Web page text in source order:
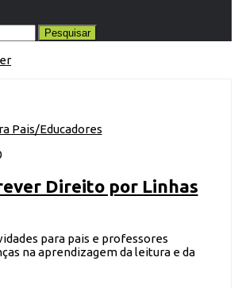
Pais/Educadores
Direito por Linhas
para pais e professores
na aprendizagem da leitura e da